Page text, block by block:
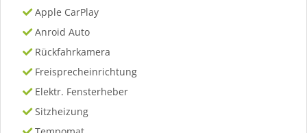
Apple CarPlay
Anroid Auto
Rückfahrkamera
Freisprecheinrichtung
Elektr. Fensterheber
Sitzheizung